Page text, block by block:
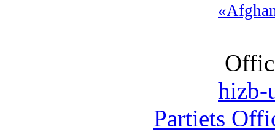
hizb-
Partiets